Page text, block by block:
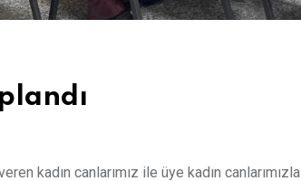
kadın canlarımız ile üye kadın canlarımızla